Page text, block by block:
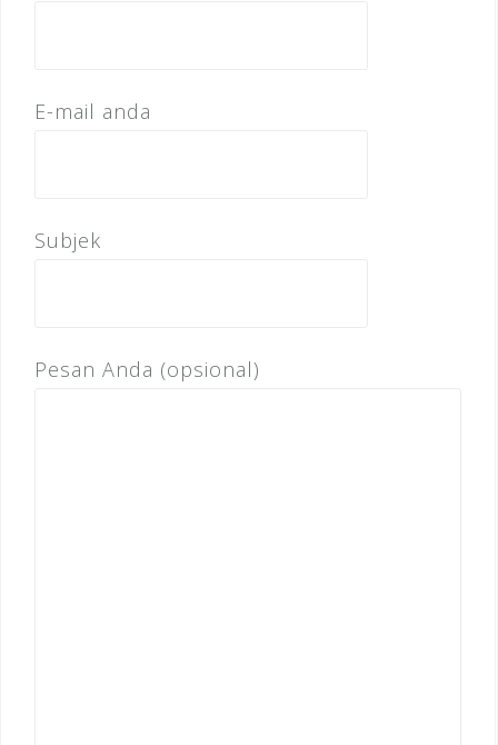
E-mail anda
Subjek
Pesan Anda (opsional)